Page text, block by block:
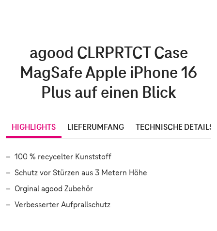
agood CLRPRTCT Case
MagSafe Apple iPhone 16
Plus auf einen Blick
HIGHLIGHTS LIEFERUMFANG TECHNISCHE DETAILS
100 % recycelter Kunststoff
Schutz vor Stürzen aus 3 Metern Höhe
Orginal agood Zubehör
Verbesserter Aufprallschutz